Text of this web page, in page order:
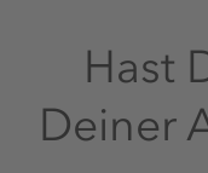
Hast
Deiner